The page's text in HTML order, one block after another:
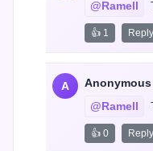
@Ramell
👍 1 Reply
A Anonymous
@Ramell
👍 0 Reply